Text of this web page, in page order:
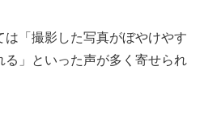
は「撮影した写真がぼやけやす
る」といった声が多く寄せられ